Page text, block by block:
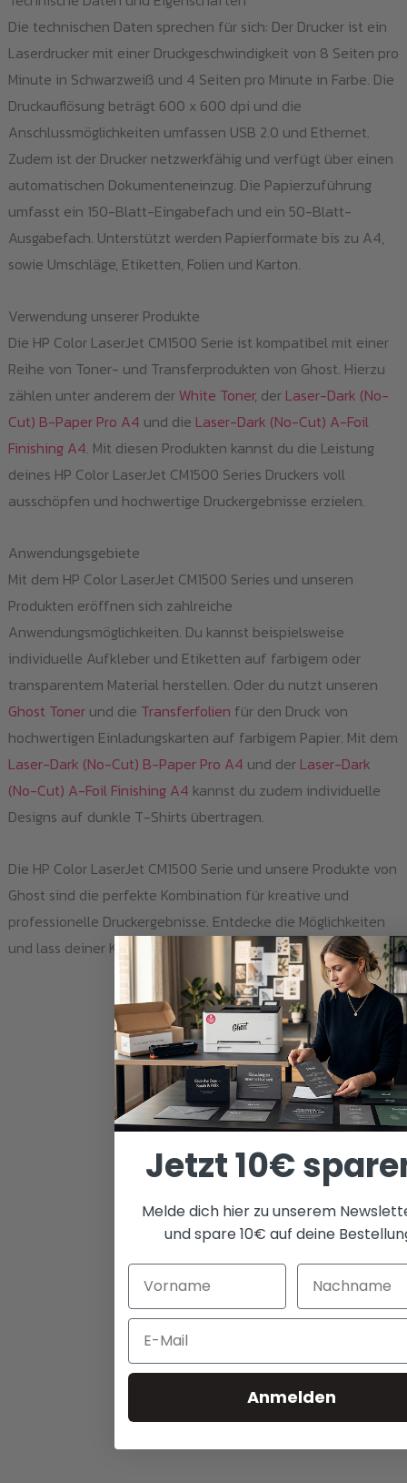
Die technischen Daten sprechen für sich: Der Drucker ist ein
Laserdrucker mit einer Druckgeschwindigkeit von 8 Seiten pro
Minute in Schwarzweiß und 4 Seiten pro Minute in Farbe. Die
Druckauflösung beträgt 600 x 600 dpi und die
Anschlussmöglichkeiten umfassen USB 2.0 und Ethernet.
Zudem ist der Drucker netzwerkfähig und verfügt über einen
automatischen Dokumenteneinzug. Die Papierzuführung
umfasst ein 150-Blatt-Eingabefach und ein 50-Blatt-
Ausgabefach. Unterstützt werden Papierformate bis zu A4,
sowie Umschläge, Etiketten, Folien und Karton.
Verwendung unserer Produkte
Die HP Color LaserJet CM1500 Serie ist kompatibel mit einer
Reihe von Toner- und Transferprodukten von Ghost. Hierzu
zählen unter anderem derWhite Toner, der Laser-Dark (No-
Cut) B-Paper Pro A4 und die Laser-Dark (No-Cut) A-Foil
Finishing A4. Mit diesen Produkten kannst du die Leistung
deines HP Color LaserJet CM1500 Series Druckers voll
ausschöpfen und hochwertige Druckergebnisse erzielen.
Anwendungsgebiete
Mit dem HP Color LaserJet CM1500 Series und unseren
Produkten eröffnen sich zahlreiche
Anwendungsmöglichkeiten. Du kannst beispielsweise
individuelle Aufkleber und Etiketten auf farbigem oder
transparentem Material herstellen. Oder du nutzt unseren
Ghost Tonerund die Transferfolien für den Druck von
hochwertigen Einladungskarten auf farbigem Papier. Mit dem
Laser-Dark (No-Cut) B-Paper Pro A4 und der Laser-Dark
(No-Cut) A-Foil Finishing A4 kannst du zudem individuelle
Designs auf dunkle T-Shirts übertragen.
Die HP Color LaserJet CM1500 Serie und unsere Produkte von
Ghost sind die perfekte Kombination für kreative und
professionelle Druckergebnisse. Entdecke die Möglichkeiten
und lass deiner Kreativität freien Lauf.
Jetzt 10€
Melde dich hier zu unserem
und spare 10€ auf deine
Email
Anmelden